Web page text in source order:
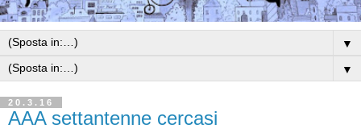
▼
▼
20.3.16
AAA settantenne cercasi